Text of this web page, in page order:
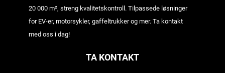
20 000 m², streng kvalitetskontroll. Tilpassede løsninger
for EV-er, motorsykler, gaffeltrukker og mer. Ta kontakt
med oss i dag!
TA KONTAKT